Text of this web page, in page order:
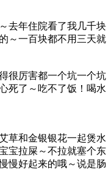
去年住院看了我几千块
～一百块都不用三天就
很厉害都一个坑一个坑
死了～吃不了饭！喝水
草和金银银花一起煲水
宝拉屎～不拉就塞个东
慢好起来的哦～说是肠